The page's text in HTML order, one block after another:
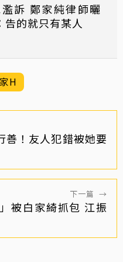
訴 鄭家純律師曬
告的就只有某人
H
善！友人犯錯被她要
下一篇 →
被白家綺抓包 江振